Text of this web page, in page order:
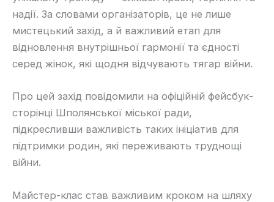
надії. За словами організаторів, це не лише
мистецький захід, а й важливий етап для
відновлення внутрішньої гармонії та єдності
серед жінок, які щодня відчувають тягар війни.
Про цей захід повідомили на офіційній фейсбук-
сторінці Шполянської міської ради,
підкресливши важливість таких ініціатив для
підтримки родин, які переживають труднощі
війни.
Майстер-клас став важливим кроком на шляху